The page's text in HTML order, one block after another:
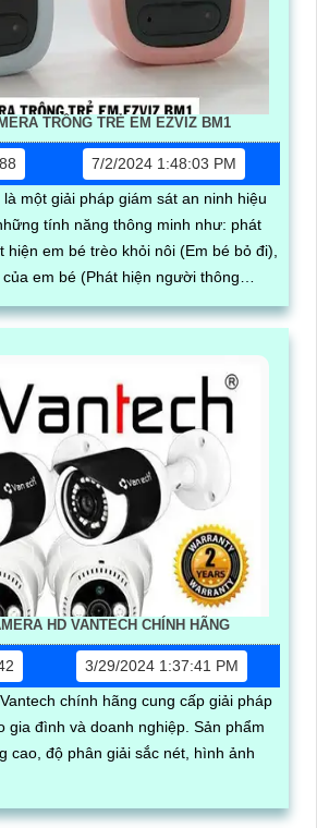
TRÔNG TRẺ EM EZVIZ BM1
7/2/2024 1:48:03 PM
một giải pháp giám sát an ninh hiệu
tính năng thông minh như: phát
hiện em bé trèo khỏi nôi (Em bé bỏ đi),
em bé (Phát hiện người thông
HD VANTECH CHÍNH HÃNG
3/29/2024 1:37:41 PM
chính hãng cung cấp giải pháp
và doanh nghiệp. Sản phẩm
cao, độ phân giải sắc nét, hình ảnh